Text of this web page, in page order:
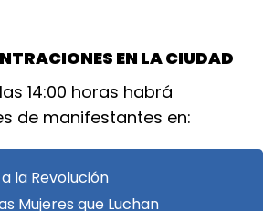
EN LA CIUDAD
las 14:00 horas habrá
de manifestantes en:
la Revolución
Mujeres que Luchan